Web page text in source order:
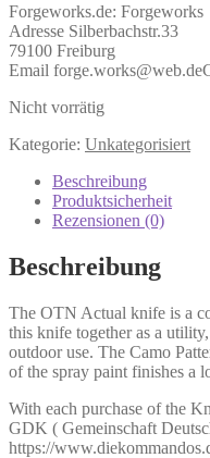
Forgeworks.de: Forgeworks
Adresse Silberbachstr.33
79100 Freiburg
Email forge.works@web.de
Nicht vorrätig
Kategorie: Unkategorisiert
Beschreibung
Produktsicherheit
Rezensionen (0)
Beschreibung
The OTN Actual knife is a
this knife together as a
outdoor use. The Camo
of the spray paint finishes a
With each purchase of the
GDK ( Gemeinschaft
https://